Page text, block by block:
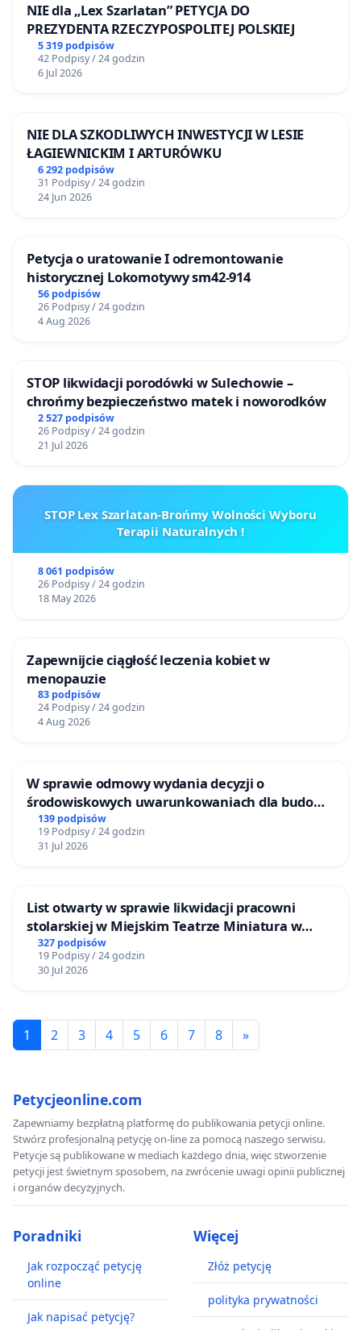
NIE dla „Lex Szarlatan” PETYCJA DO
PREZYDENTA RZECZYPOSPOLITEJ POLSKIEJ
5 319 podpisów
42 Podpisy / 24 godzin
6 Jul 2026
NIE DLA SZKODLIWYCH INWESTYCJI W LESIE
ŁAGIEWNICKIM I ARTURÓWKU
6 292 podpisów
31 Podpisy / 24 godzin
24 Jun 2026
Petycja o uratowanie I odremontowanie
historycznej Lokomotywy sm42-914
56 podpisów
26 Podpisy / 24 godzin
4 Aug 2026
STOP likwidacji porodówki w Sulechowie –
chrońmy bezpieczeństwo matek i noworodków
2 527 podpisów
26 Podpisy / 24 godzin
21 Jul 2026
STOP Lex Szarlatan-Brońmy Wolności Wyboru
Terapii Naturalnych !
8 061 podpisów
26 Podpisy / 24 godzin
18 May 2026
Zapewnijcie ciągłość leczenia kobiet w
menopauzie
83 podpisów
24 Podpisy / 24 godzin
4 Aug 2026
W sprawie odmowy wydania decyzji o
środowiskowych uwarunkowaniach dla budowy
zakładu wytwarzania biometanu „Krynki” w
Ostrowiu Południowym oraz ochrony
mieszkańców i Puszczy Knyszyńskiej
139 podpisów
19 Podpisy / 24 godzin
31 Jul 2026
List otwarty w sprawie likwidacji pracowni
stolarskiej w Miejskim Teatrze Miniatura w
Gdańsku
327 podpisów
19 Podpisy / 24 godzin
30 Jul 2026
1 2 3 4 5 6 7 8 »
Petycjeonline.com
Zapewniamy bezpłatną platformę do publikowania petycji online.
Stwórz profesjonalną petycję on-line za pomocą naszego serwisu.
Petycje są publikowane w mediach każdego dnia, więc stworzenie
petycji jest świetnym sposobem, na zwrócenie uwagi opinii publicznej
i organów decyzyjnych.
Poradniki
Jak rozpocząć petycję
online
Jak napisać petycję?
Więcej
Złóż petycję
polityka prywatności